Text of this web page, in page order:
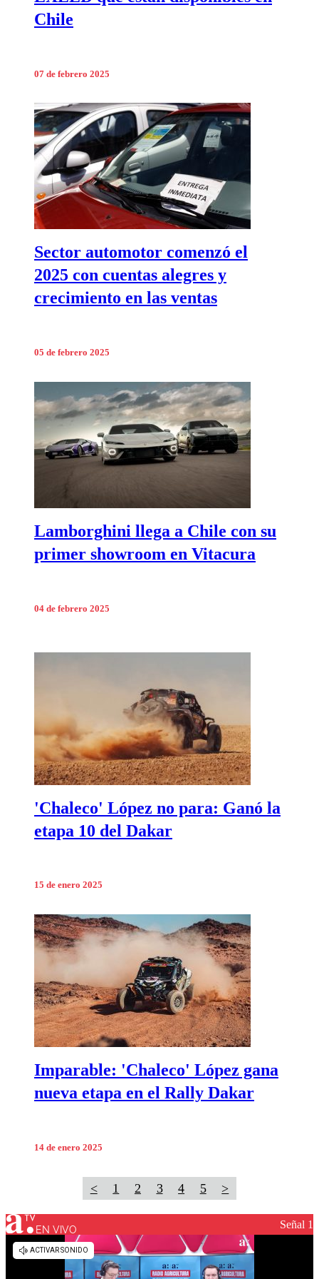
Chile
07 de febrero 2025
Sector automotor comenzó el
2025 con cuentas alegres y
crecimiento en las ventas
05 de febrero 2025
Lamborghini llega a Chile con su
primer showroom en Vitacura
04 de febrero 2025
'Chaleco' López no para: Ganó la
etapa 10 del Dakar
15 de enero 2025
Imparable: 'Chaleco' López gana
nueva etapa en el Rally Dakar
14 de enero 2025
< 1 2 3 4 5 >
EN VIVO Señal 1